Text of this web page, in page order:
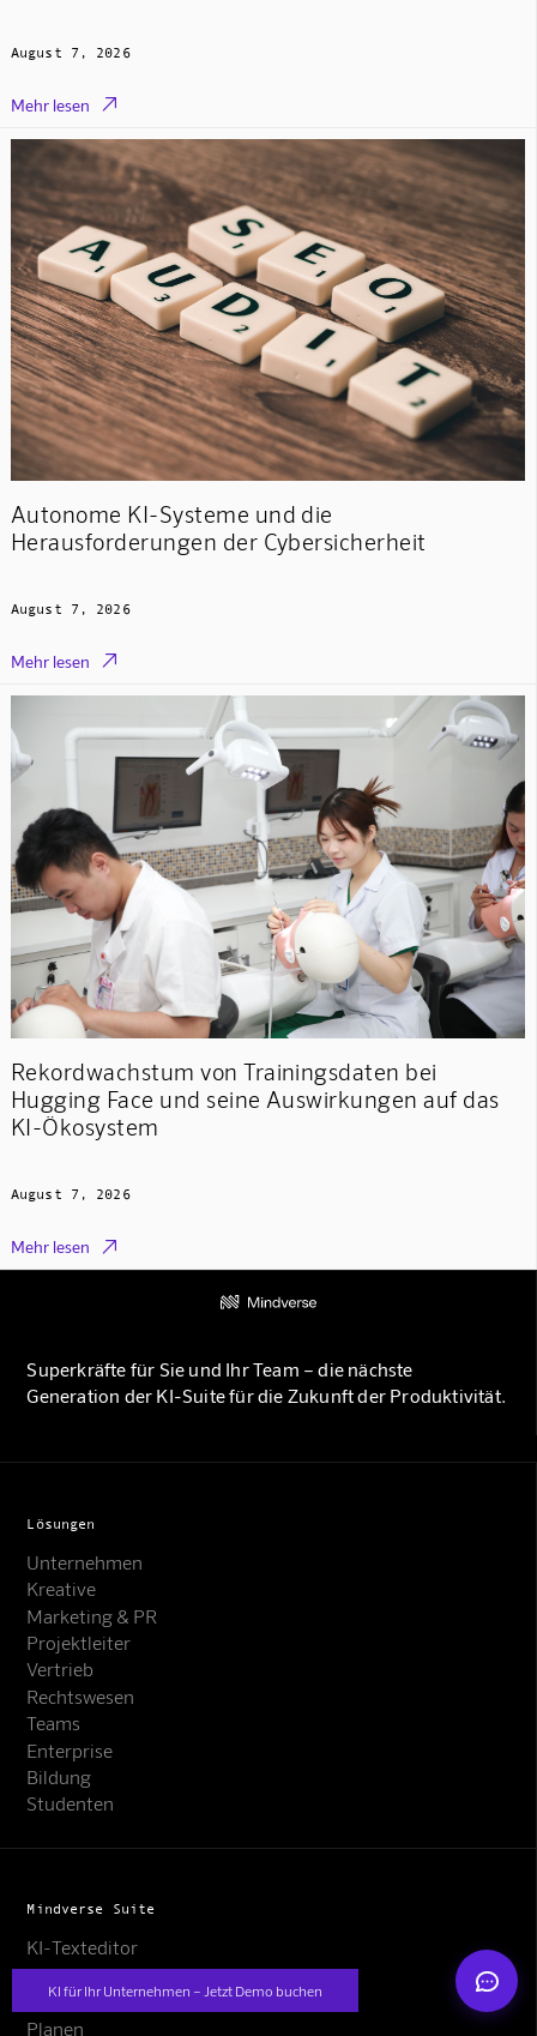
KI für Ihr Unternehmen – Jetzt Demo buchen
Mindverse Support
August 7, 2026
Mehr lesen 
Autonome KI-Systeme und die
Herausforderungen der Cybersicherheit
August 7, 2026
Mehr lesen 
Rekordwachstum von Trainingsdaten bei
Hugging Face und seine Auswirkungen auf das
KI-Ökosystem
August 7, 2026
Mehr lesen 
Superkräfte für Sie und Ihr Team – die nächste
Generation der KI-Suite für die Zukunft der Produktivität.
Lösungen
Unternehmen
Kreative
Marketing & PR
Projektleiter
Vertrieb
Rechtswesen
Teams
Enterprise
Bildung
Studenten
Mindverse Suite
KI-Texteditor
KI-Bilder
KI-Chat
Planen